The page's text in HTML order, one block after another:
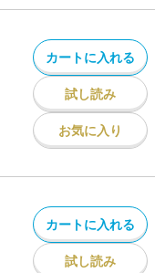
カートに入れる
試し読み
お気に入り
カートに入れる
試し読み